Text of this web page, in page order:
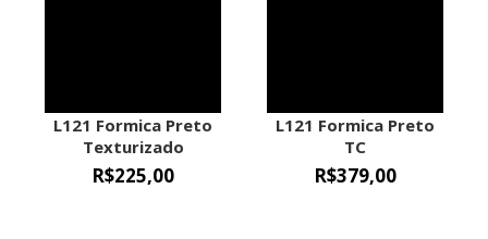
L121 Formica Preto
Texturizado
1,25mx3,08mx0,8mm
R$225,00
L121 Formica Preto
TC
1,25mx3,08mx0,8mm
R$379,00